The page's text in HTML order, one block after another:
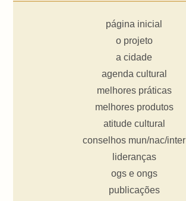
página inicial
o projeto
a cidade
agenda cultural
melhores práticas
melhores produtos
atitude cultural
conselhos mun/nac/inter
lideranças
ogs e ongs
publicações